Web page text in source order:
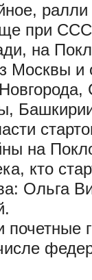
при
на
Москвы и
на
кто
Ольга
почетные